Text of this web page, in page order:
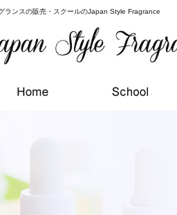
ランスの販売・スクールのJapan Style Fragrance